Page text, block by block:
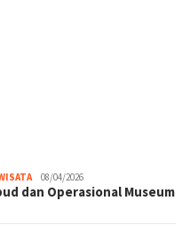
08/04/2026
dan Operasional Museum